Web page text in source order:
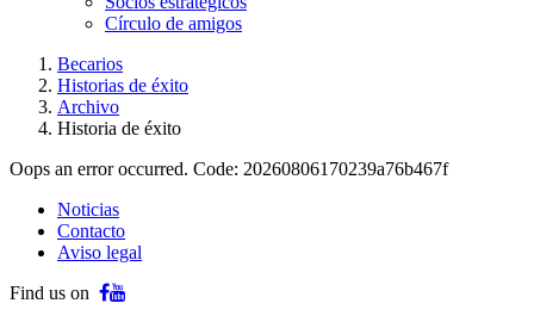
Círculo de amigos
Becarios
Historias de éxito
Archivo
Historia de éxito
Oops an error occurred. Code: 20260806170239a76b467f
Noticias
Contacto
Aviso legal
Find us on